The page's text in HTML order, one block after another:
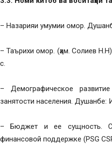
– Назарияи умумии омор.
– Таърихи омор. (ҳам. Солиев
с.
– Демографическое
занятости населения. Душанбе:
– Бюджет и ее сущность.
финансовой поддержке (PSG